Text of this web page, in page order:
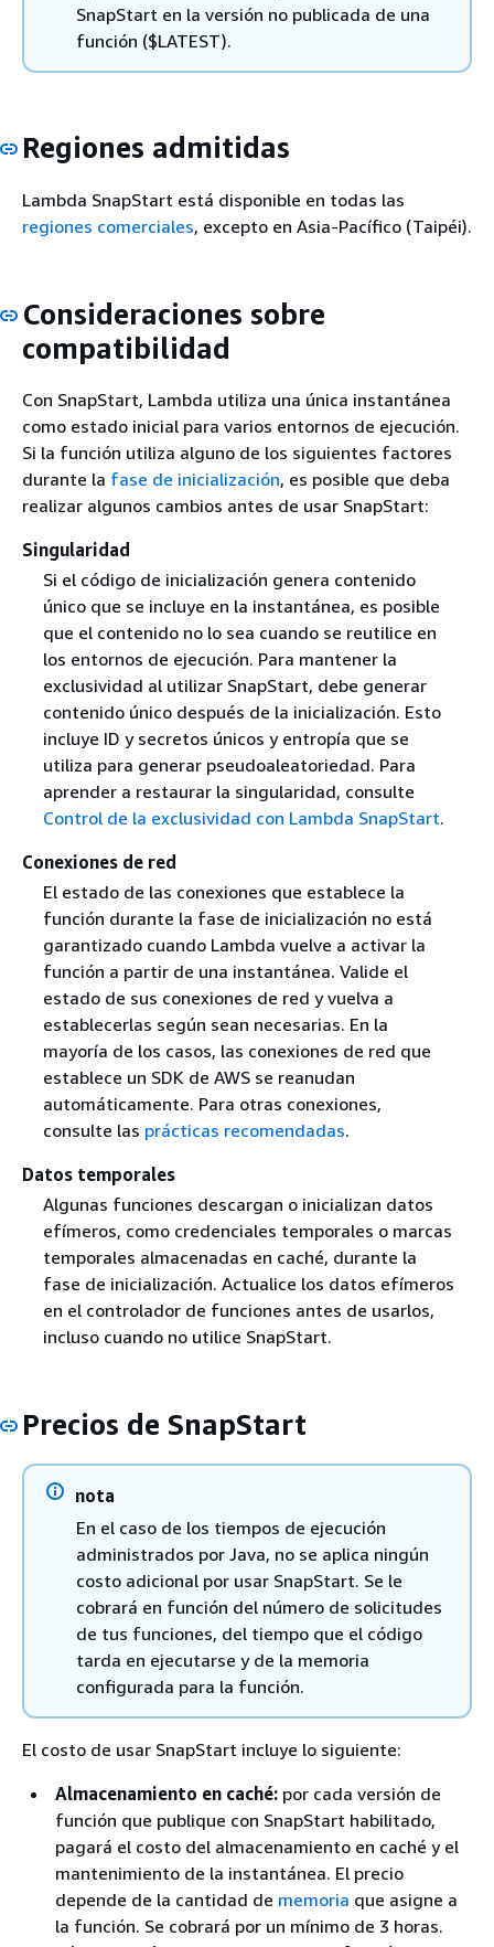
SnapStart en la versión no publicada de una
función ($LATEST).
Regiones admitidas
Lambda SnapStart está disponible en todas las
regiones comerciales, excepto en Asia-Pacífico (Taipéi).
Consideraciones sobre
compatibilidad
Con SnapStart, Lambda utiliza una única instantánea
como estado inicial para varios entornos de ejecución.
Si la función utiliza alguno de los siguientes factores
durante la fase de inicialización, es posible que deba
realizar algunos cambios antes de usar SnapStart:
Singularidad
Si el código de inicialización genera contenido
único que se incluye en la instantánea, es posible
que el contenido no lo sea cuando se reutilice en
los entornos de ejecución. Para mantener la
exclusividad al utilizar SnapStart, debe generar
contenido único después de la inicialización. Esto
incluye ID y secretos únicos y entropía que se
utiliza para generar pseudoaleatoriedad. Para
aprender a restaurar la singularidad, consulte
Control de la exclusividad con Lambda SnapStart.
Conexiones de red
El estado de las conexiones que establece la
función durante la fase de inicialización no está
garantizado cuando Lambda vuelve a activar la
función a partir de una instantánea. Valide el
estado de sus conexiones de red y vuelva a
establecerlas según sean necesarias. En la
mayoría de los casos, las conexiones de red que
establece un SDK de AWS se reanudan
automáticamente. Para otras conexiones,
consulte las prácticas recomendadas.
Datos temporales
Algunas funciones descargan o inicializan datos
efímeros, como credenciales temporales o marcas
temporales almacenadas en caché, durante la
fase de inicialización. Actualice los datos efímeros
en el controlador de funciones antes de usarlos,
incluso cuando no utilice SnapStart.
Precios de SnapStart
nota
En el caso de los tiempos de ejecución
administrados por Java, no se aplica ningún
costo adicional por usar SnapStart. Se le
cobrará en función del número de solicitudes
de tus funciones, del tiempo que el código
tarda en ejecutarse y de la memoria
configurada para la función.
El costo de usar SnapStart incluye lo siguiente:
Almacenamiento en caché: por cada versión de
función que publique con SnapStart habilitado,
pagará el costo del almacenamiento en caché y el
mantenimiento de la instantánea. El precio
depende de la cantidad de memoria que asigne a
la función. Se cobrará por un mínimo de 3 horas.